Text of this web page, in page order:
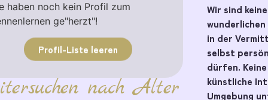
haben noch kein Profil zum
ge"herzt"!
Profil-Liste leeren
nach Alter
Wir sind
in der
selbst
dürfen.
künstliche
Umgebung